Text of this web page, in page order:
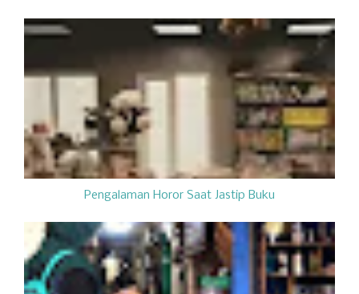
Pengalaman Horor Saat Jastip Buku